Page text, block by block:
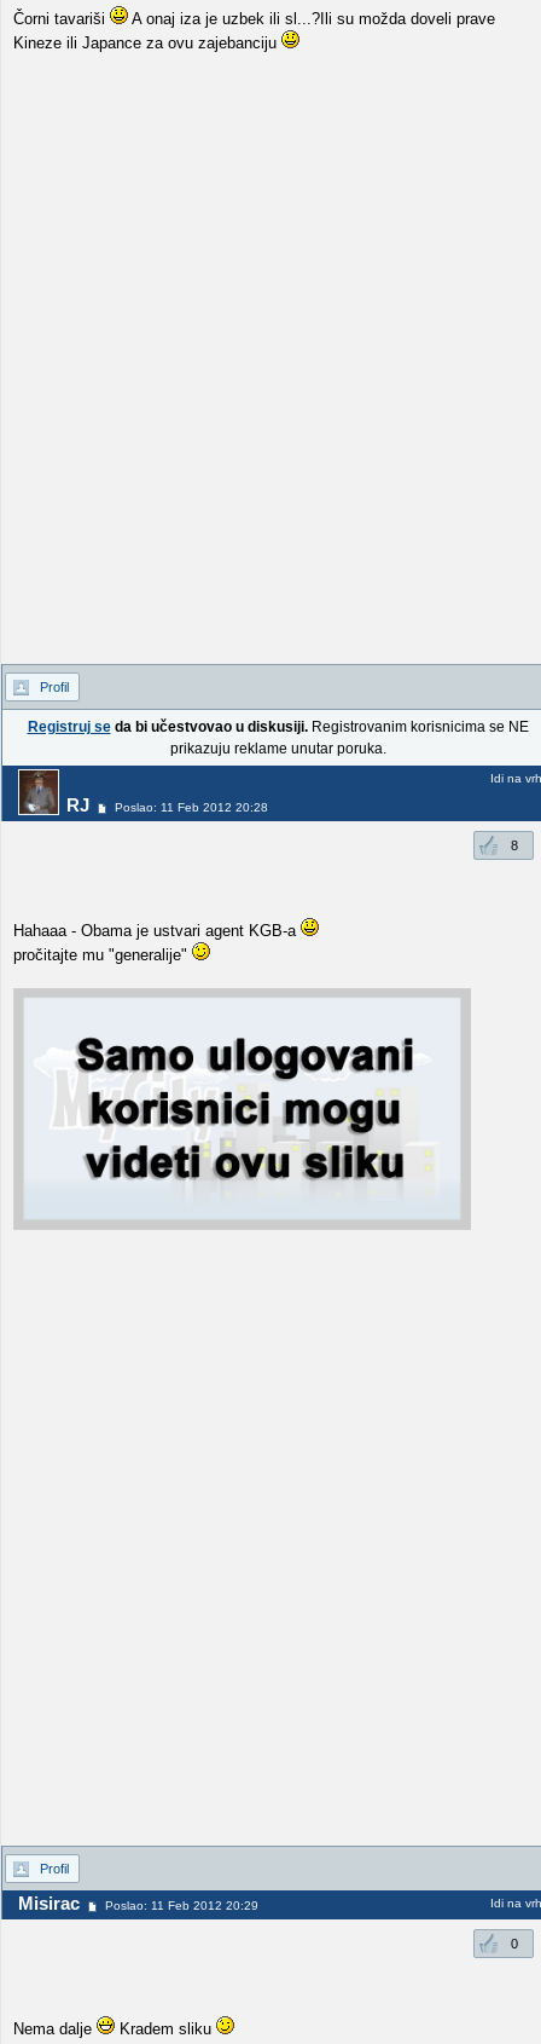
Čorni tavariši
A onaj iza je uzbek ili sl...?Ili su možda doveli prave
Kineze ili Japance za ovu zajebanciju
Profil
Registruj seda bi učestvovao u diskusiji.Registrovanim korisnicima se NE
prikazuju reklame unutar poruka.
RJ Poslao: 11 Feb 2012 20:28
Idi na vrh
8
Hahaaa - Obama je ustvari agent KGB-a
pročitajte mu "generalije"
Profil
Misirac Poslao: 11 Feb 2012 20:29 Idi na vrh
0
Nema dalje Kradem sliku